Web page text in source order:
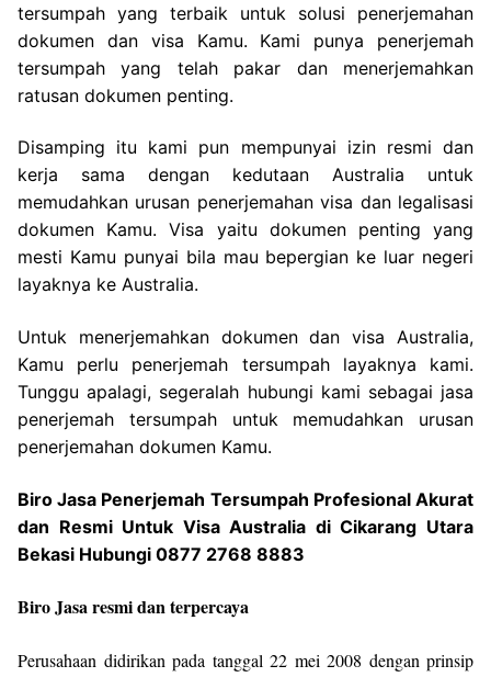
tersumpah yang terbaik untuk solusi penerjemahan
dokumen dan visa Kamu. Kami punya penerjemah
tersumpah yang telah pakar dan menerjemahkan
ratusan dokumen penting.
Disamping itu kami pun mempunyai izin resmi dan
kerja sama dengan kedutaan Australia untuk
memudahkan urusan penerjemahan visa dan legalisasi
dokumen Kamu. Visa yaitu dokumen penting yang
mesti Kamu punyai bila mau bepergian ke luar negeri
layaknya ke Australia.
Untuk menerjemahkan dokumen dan visa Australia,
Kamu perlu penerjemah tersumpah layaknya kami.
Tunggu apalagi, segeralah hubungi kami sebagai jasa
penerjemah tersumpah untuk memudahkan urusan
penerjemahan dokumen Kamu.
Biro Jasa Penerjemah Tersumpah Profesional Akurat
dan Resmi Untuk Visa Australia di Cikarang Utara
Bekasi Hubungi 0877 2768 8883
Biro Jasa resmi dan terpercaya
Perusahaan didirikan pada tanggal 22 mei 2008 dengan prinsip